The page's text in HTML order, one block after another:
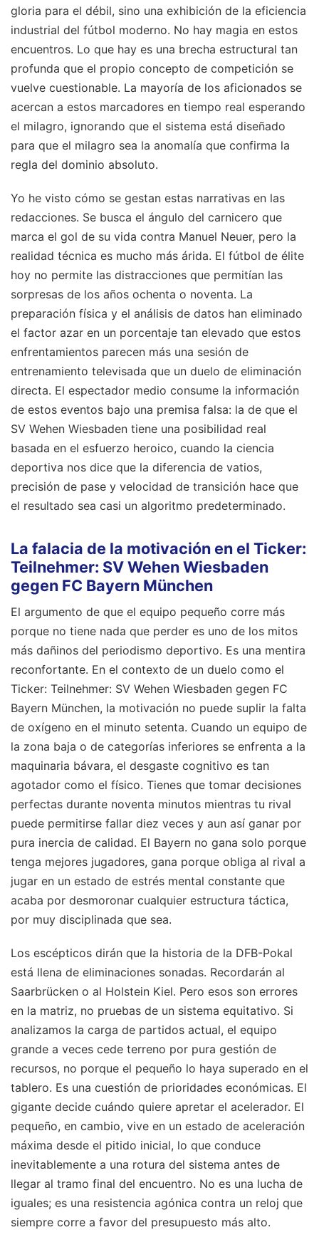
gloria para el débil, sino una exhibición de la eficiencia
industrial del fútbol moderno. No hay magia en estos
encuentros. Lo que hay es una brecha estructural tan
profunda que el propio concepto de competición se
vuelve cuestionable. La mayoría de los aficionados se
acercan a estos marcadores en tiempo real esperando
el milagro, ignorando que el sistema está diseñado
para que el milagro sea la anomalía que confirma la
regla del dominio absoluto.
Yo he visto cómo se gestan estas narrativas en las
redacciones. Se busca el ángulo del carnicero que
marca el gol de su vida contra Manuel Neuer, pero la
realidad técnica es mucho más árida. El fútbol de élite
hoy no permite las distracciones que permitían las
sorpresas de los años ochenta o noventa. La
preparación física y el análisis de datos han eliminado
el factor azar en un porcentaje tan elevado que estos
enfrentamientos parecen más una sesión de
entrenamiento televisada que un duelo de eliminación
directa. El espectador medio consume la información
de estos eventos bajo una premisa falsa: la de que el
SV Wehen Wiesbaden tiene una posibilidad real
basada en el esfuerzo heroico, cuando la ciencia
deportiva nos dice que la diferencia de vatios,
precisión de pase y velocidad de transición hace que
el resultado sea casi un algoritmo predeterminado.
La falacia de la motivación en el Ticker:
Teilnehmer: SV Wehen Wiesbaden
gegen FC Bayern München
El argumento de que el equipo pequeño corre más
porque no tiene nada que perder es uno de los mitos
más dañinos del periodismo deportivo. Es una mentira
reconfortante. En el contexto de un duelo como el
Ticker: Teilnehmer: SV Wehen Wiesbaden gegen FC
Bayern München, la motivación no puede suplir la falta
de oxígeno en el minuto setenta. Cuando un equipo de
la zona baja o de categorías inferiores se enfrenta a la
maquinaria bávara, el desgaste cognitivo es tan
agotador como el físico. Tienes que tomar decisiones
perfectas durante noventa minutos mientras tu rival
puede permitirse fallar diez veces y aun así ganar por
pura inercia de calidad. El Bayern no gana solo porque
tenga mejores jugadores, gana porque obliga al rival a
jugar en un estado de estrés mental constante que
acaba por desmoronar cualquier estructura táctica,
por muy disciplinada que sea.
Los escépticos dirán que la historia de la DFB-Pokal
está llena de eliminaciones sonadas. Recordarán al
Saarbrücken o al Holstein Kiel. Pero esos son errores
en la matriz, no pruebas de un sistema equitativo. Si
analizamos la carga de partidos actual, el equipo
grande a veces cede terreno por pura gestión de
recursos, no porque el pequeño lo haya superado en el
tablero. Es una cuestión de prioridades económicas. El
gigante decide cuándo quiere apretar el acelerador. El
pequeño, en cambio, vive en un estado de aceleración
máxima desde el pitido inicial, lo que conduce
inevitablemente a una rotura del sistema antes de
llegar al tramo final del encuentro. No es una lucha de
iguales; es una resistencia agónica contra un reloj que
siempre corre a favor del presupuesto más alto.